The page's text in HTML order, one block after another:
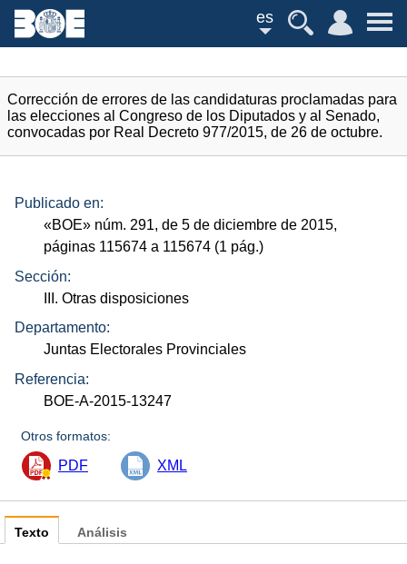
es
Corrección de errores de las candidaturas proclamadas para
las elecciones al Congreso de los Diputados y al Senado,
convocadas por Real Decreto 977/2015, de 26 de octubre.
Publicado en:
«BOE» núm. 291, de 5 de diciembre de 2015,
páginas 115674 a 115674 (1 pág.)
Sección:
III. Otras disposiciones
Departamento:
Juntas Electorales Provinciales
Referencia:
BOE-A-2015-13247
Otros formatos:
PDF XML
Texto Análisis